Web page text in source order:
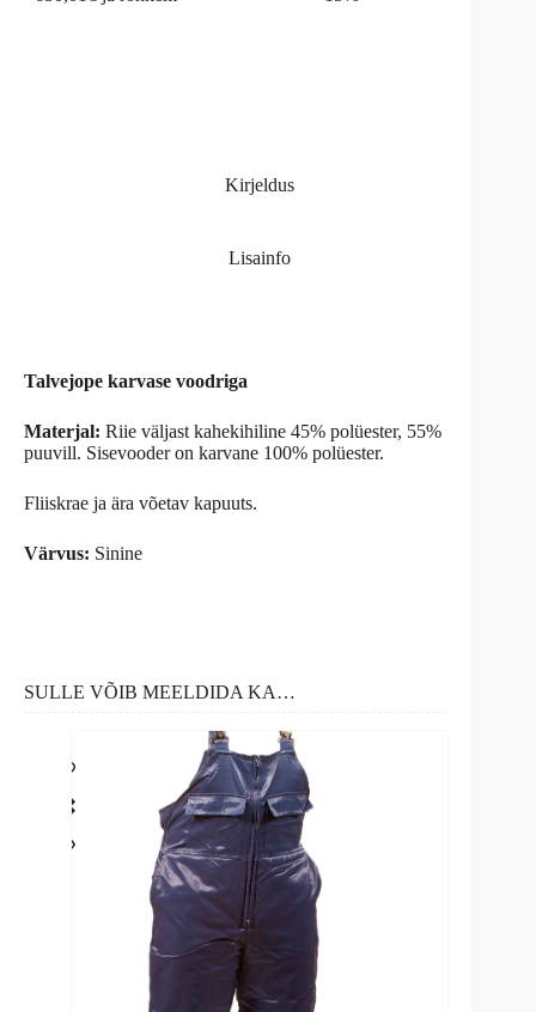
Kirjeldus
Lisainfo
Talvejope karvase voodriga
Materjal: Riie väljast kahekihiline 45% polüester, 55%
puuvill. Sisevooder on karvane 100% polüester.
Fliiskrae ja ära võetav kapuuts.
Värvus: Sinine
SULLE VÕIB MEELDIDA KA…